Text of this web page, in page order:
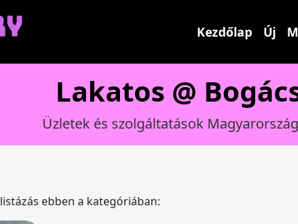
Kezdőlap Új
Lakatos @
Üzletek és szolgáltatások
listázás ebben a kategóriában: